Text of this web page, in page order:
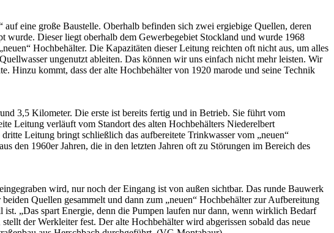
eine große Baustelle. Oberhalb befinden sich zwei ergiebige Quellen, deren
wurde. Dieser liegt oberhalb dem Gewerbegebiet Stockland und wurde 1968
Hochbehälter. Die Kapazitäten dieser Leitung reichten oft nicht aus, um alles
ungenutzt ableiten. Das können wir uns einfach nicht mehr leisten. Wir
Hinzu kommt, dass der alte Hochbehälter von 1920 marode und seine Technik
3,5 Kilometer. Die erste ist bereits fertig und in Betrieb. Sie führt vom
Leitung verläuft vom Standort des alten Hochbehälters Niederelbert
Leitung bringt schließlich das aufbereitete Trinkwasser vom „neuen“
den 1960er Jahren, die in den letzten Jahren oft zu Störungen im Bereich des
wird, nur noch der Eingang ist von außen sichtbar. Das runde Bauwerk
Quellen gesammelt und dann zum „neuen“ Hochbehälter zur Aufbereitung
„Das spart Energie, denn die Pumpen laufen nur dann, wenn wirklich Bedarf
der Werkleiter fest. Der alte Hochbehälter wird abgerissen sobald das neue